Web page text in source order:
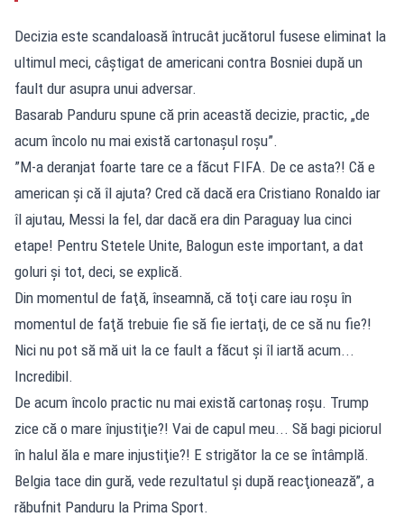
Decizia este scandaloasă întrucât jucătorul fusese eliminat la
ultimul meci, câştigat de americani contra Bosniei după un
fault dur asupra unui adversar.
Basarab Panduru spune că prin această decizie, practic, „de
acum încolo nu mai există cartonașul roșu”.
”M-a deranjat foarte tare ce a făcut FIFA. De ce asta?! Că e
american şi că îl ajuta? Cred că dacă era Cristiano Ronaldo iar
îl ajutau, Messi la fel, dar dacă era din Paraguay lua cinci
etape! Pentru Stetele Unite, Balogun este important, a dat
goluri şi tot, deci, se explică.
Din momentul de faţă, înseamnă, că toţi care iau roşu în
momentul de faţă trebuie fie să fie iertaţi, de ce să nu fie?!
Nici nu pot să mă uit la ce fault a făcut şi îl iartă acum...
Incredibil.
De acum încolo practic nu mai există cartonaş roşu. Trump
zice că o mare înjustiţie?! Vai de capul meu... Să bagi piciorul
în halul ăla e mare injustiţie?! E strigător la ce se întâmplă.
Belgia tace din gură, vede rezultatul şi după reacţionează”, a
răbufnit Panduru la Prima Sport.